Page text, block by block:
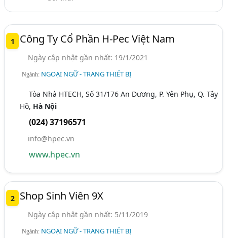
1 Công Ty Cổ Phần H-Pec Việt Nam
Ngày cập nhật gần nhất: 19/1/2021
Ngành: NGOẠI NGỮ - TRANG THIẾT BỊ
Tòa Nhà HTECH, Số 31/176 An Dương, P. Yên Phụ, Q. Tây
Hồ, Hà Nội
(024) 37196571
info@hpec.vn
www.hpec.vn
2 Shop Sinh Viên 9X
Ngày cập nhật gần nhất: 5/11/2019
Ngành: NGOẠI NGỮ - TRANG THIẾT BỊ